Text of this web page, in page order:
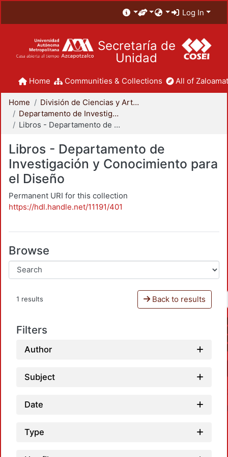
Log In
Secretaría de
Unidad
Home Communities & Collections All of
Home
División de Ciencias y Artes para el Diseño
Departamento de Investigación y Conocimiento para el Diseño
Libros - Departamento de Investigación y Conocimiento para el Diseño
Libros - Departamento de
Investigación y Conocimiento para
el Diseño
Permanent URI for this collection
https://hdl.handle.net/11191/401
Browse
1 results Back to results
Filters
Author
Subject
Date
Type